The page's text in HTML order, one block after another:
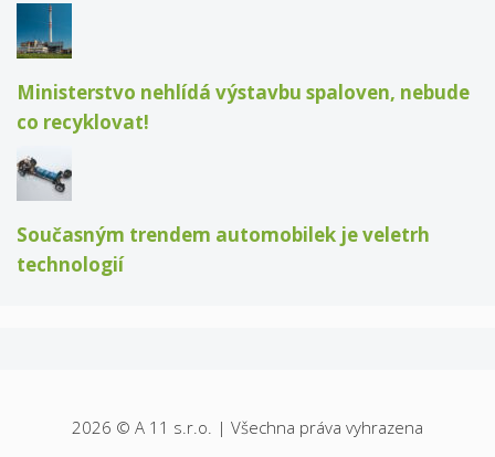
Ministerstvo nehlídá výstavbu spaloven, nebude
co recyklovat!
Současným trendem automobilek je veletrh
technologií
2026 © A 11 s.r.o. | Všechna práva vyhrazena